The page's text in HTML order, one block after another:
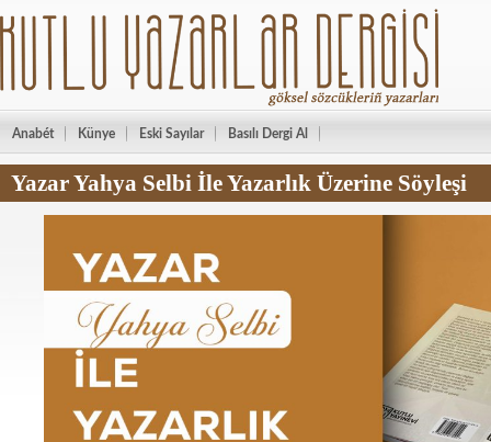
Anabét Künye Eski Sayılar Basılı Dergi Al
Yazar Yahya Selbi İle Yazarlık Üzerine Söyleşi